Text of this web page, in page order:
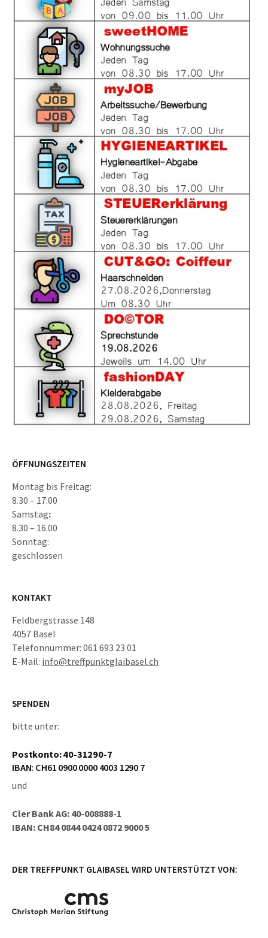
ÖFFNUNGSZEITEN
Montag bis Freitag:
8.30 – 17.00
Samstag:
8.30 – 16.00
Sonntag:
geschlossen
KONTAKT
Feldbergstrasse 148
4057 Basel
Telefonnummer: 061 693 23 01
E-Mail: info@treffpunktglaibasel.ch
SPENDEN
bitte unter:
Postkonto: 40-31290-7
IBAN: CH61 0900 0000 4003 1290 7
und
Cler Bank AG: 40-008888-1
IBAN: CH84 0844 0424 0872 9000 5
DER TREFFPUNKT GLAIBASEL WIRD UNTERSTÜTZT VON: